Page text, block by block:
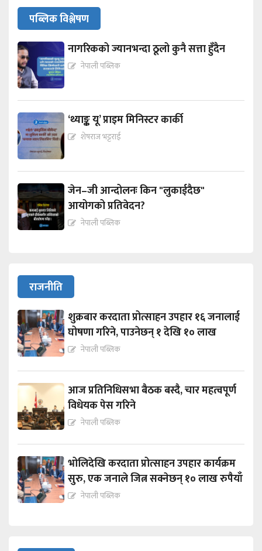
पब्लिक विश्लेषण
नागरिकको ज्यानभन्दा ठूलो कुनै सत्ता हुँदैन
नेपाली पब्लिक
‘थ्याङ्क यू’ प्राइम मिनिस्टर कार्की
शेषराज भट्टराई
जेन–जी आन्दोलनः किन "लुकाईदैछ"
आयोगको प्रतिवेदन?
नेपाली पब्लिक
राजनीति
शुक्रबार करदाता प्रोत्साहन उपहार १६ जनालाई
घोषणा गरिने, पाउनेछन् १ देखि १० लाख
नेपाली पब्लिक
आज प्रतिनिधिसभा बैठक बस्दै, चार महत्वपूर्ण
विधेयक पेस गरिने
नेपाली पब्लिक
भोलिदेखि करदाता प्रोत्साहन उपहार कार्यक्रम
सुरु, एक जनाले जित्न सक्नेछन् १० लाख रुपैयाँ
नेपाली पब्लिक